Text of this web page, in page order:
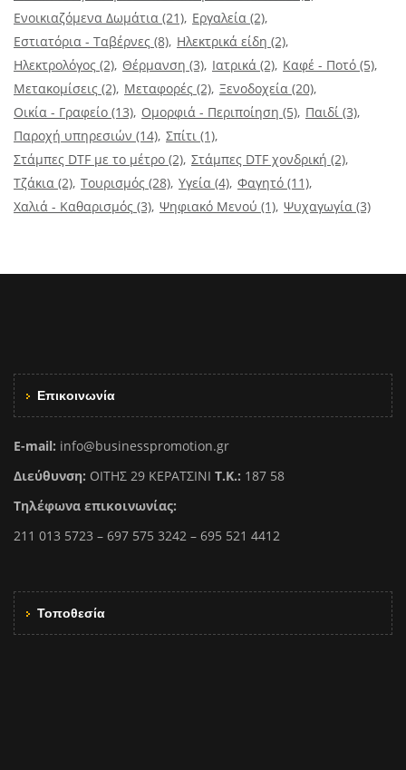
Ενοικιαζόμενα Δωμάτια (21) Εργαλεία (2)
Εστιατόρια - Ταβέρνες (8) Ηλεκτρικά είδη (2)
Ηλεκτρολόγος (2) Θέρμανση (3) Ιατρικά (2) Καφέ - Ποτό (5)
Μετακομίσεις (2) Μεταφορές (2) Ξενοδοχεία (20)
Οικία - Γραφείο (13) Ομορφιά - Περιποίηση (5) Παιδί (3)
Παροχή υπηρεσιών (14) Σπίτι (1)
Στάμπες DTF με το μέτρο (2) Στάμπες DTF χονδρική (2)
Τζάκια (2) Τουρισμός (28) Υγεία (4) Φαγητό (11)
Χαλιά - Καθαρισμός (3) Ψηφιακό Μενού (1) Ψυχαγωγία (3)
Επικοινωνία
E-mail: info@businesspromotion.gr
Διεύθυνση: ΟΙΤΗΣ 29 ΚΕΡΑΤΣΙΝΙ Τ.Κ.: 187 58
Τηλέφωνα επικοινωνίας:
211 013 5723 – 697 575 3242 – 695 521 4412
Τοποθεσία